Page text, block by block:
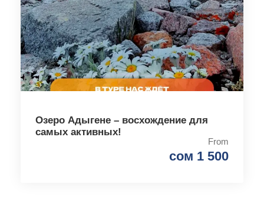
Озеро Адыгене – восхождение для
самых активных!
From
сом 1 500